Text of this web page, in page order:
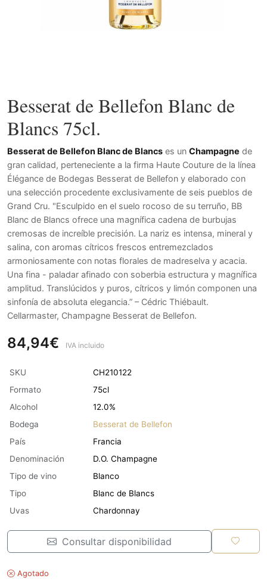
Besserat de Bellefon Blanc de
Blancs 75cl.
Besserat de Bellefon Blanc de Blancs es un Champagne de
gran calidad, perteneciente a la firma Haute Couture de la línea
Élégance de Bodegas Besserat de Bellefon y elaborado con
una selección procedente exclusivamente de seis pueblos de
Grand Cru. "Esculpido en el suelo rocoso de su terruño, BB
Blanc de Blancs ofrece una magnífica cadena de burbujas
cremosas de increíble precisión. La nariz es intensa, mineral y
salina, con aromas cítricos frescos entremezclados
armoniosamente con notas florales de madreselva y acacia.
Una fina - paladar afinado con soberbia estructura y magnífica
amplitud. Translúcidos y puros, cítricos y limón componen una
sinfonía de absoluta elegancia.” – Cédric Thiébault.
Cellarmaster, Champagne Besserat de Bellefon.
84,94€ IVA incluido
SKU
CH210122
Formato
75cl
Alcohol
12.0%
Bodega
Besserat de Bellefon
País
Francia
Denominación
D.O. Champagne
Tipo de vino
Blanco
Tipo
Blanc de Blancs
Uvas
Chardonnay
Consultar disponibilidad
Agotado